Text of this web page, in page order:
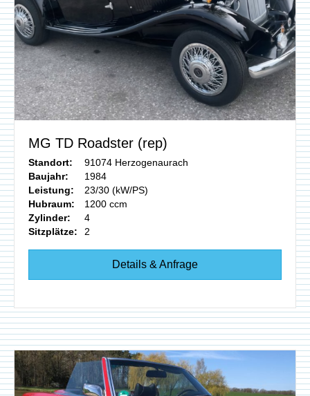
MG TD Roadster (rep)
Standort:
91074 Herzogenaurach
Baujahr:
1984
Leistung:
23/30 (kW/PS)
Hubraum:
1200 ccm
Zylinder:
4
Sitzplätze:
2
Details & Anfrage